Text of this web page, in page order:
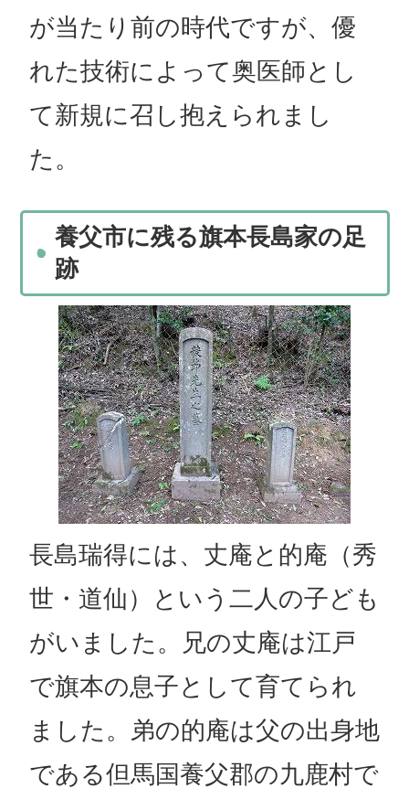
が当たり前の時代ですが、優
れた技術によって奥医師とし
て新規に召し抱えられまし
た。
養父市に残る旗本長島家の足
跡
長島瑞得には、丈庵と的庵（秀
世・道仙）という二人の子ども
がいました。兄の丈庵は江戸
で旗本の息子として育てられ
ました。弟の的庵は父の出身地
である但馬国養父郡の九鹿村で